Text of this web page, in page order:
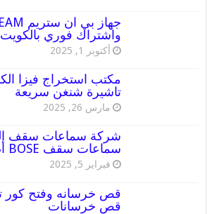
واشتراك فوري بالكويت
أكتوبر 1, 2025
تاشيرة شنغن سريعة
مارس 26, 2025
سماعات سقف BOSE أصلية
فبراير 5, 2025
قص خرسانات